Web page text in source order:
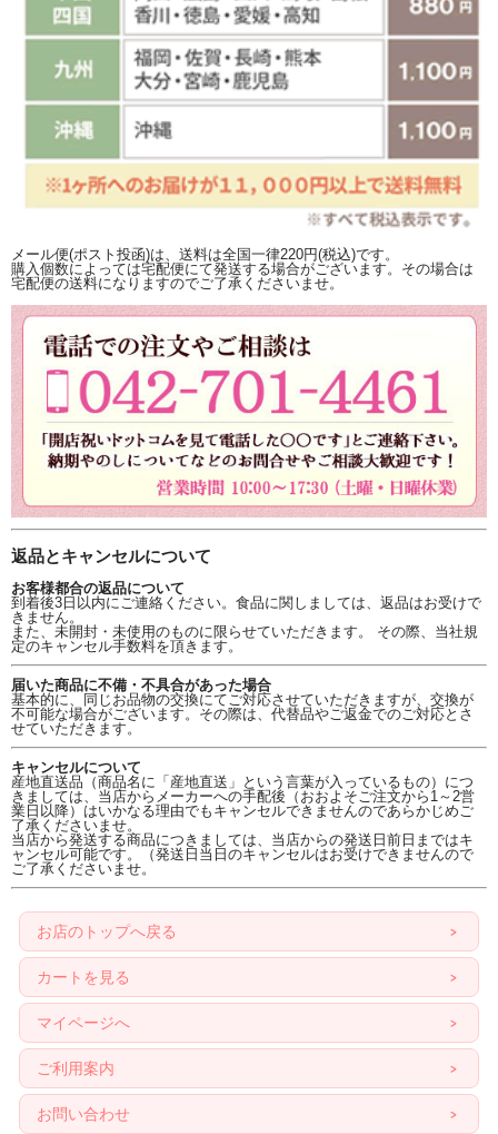
メール便(ポスト投函)は、送料は全国一律220円(税込)です。
購入個数によっては宅配便にて発送する場合がございます。その場合は
宅配便の送料になりますのでご了承くださいませ。
返品とキャンセルについて
お客様都合の返品について
到着後3日以内にご連絡ください。食品に関しましては、返品はお受けで
きません。
また、未開封・未使用のものに限らせていただきます。 その際、当社規
定のキャンセル手数料を頂きます。
届いた商品に不備・不具合があった場合
基本的に、同じお品物の交換にてご対応させていただきますが、交換が
不可能な場合がございます。その際は、代替品やご返金でのご対応とさ
せていただきます。
キャンセルについて
産地直送品（商品名に「産地直送」という言葉が入っているもの）につ
きましては、当店からメーカーへの手配後（おおよそご注文から1～2営
業日以降）はいかなる理由でもキャンセルできませんのであらかじめご
了承くださいませ。
当店から発送する商品につきましては、当店からの発送日前日まではキ
ャンセル可能です。（発送日当日のキャンセルはお受けできませんので
ご了承くださいませ。
お店のトップへ戻る
カートを見る
マイページへ
ご利用案内
お問い合わせ